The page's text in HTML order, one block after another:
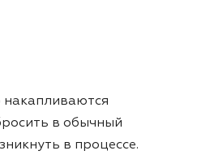
накапливаются
в обычный
в процессе.